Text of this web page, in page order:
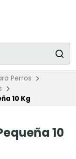
Perros
10 Kg
10